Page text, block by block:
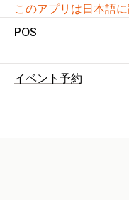
このアプリは日本語
POS
イベント予約